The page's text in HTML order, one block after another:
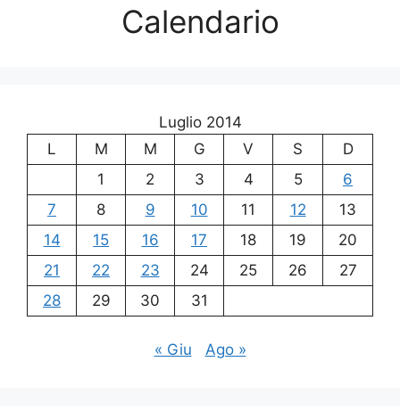
Calendario
Luglio 2014
L
M M G V S
D
1
2 3 4 5
6
7
8 9 10 11 12
13
14
15 16 17 18 19
20
21
22 23 24 25 26
27
28
29 30 31
« Giu Ago »